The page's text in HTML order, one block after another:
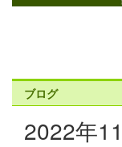
ブログ
2022年